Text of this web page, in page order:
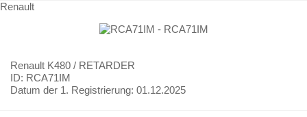
Renault
Renault K480 / RETARDER
ID: RCA71IM
Datum der 1. Registrierung: 01.12.2025